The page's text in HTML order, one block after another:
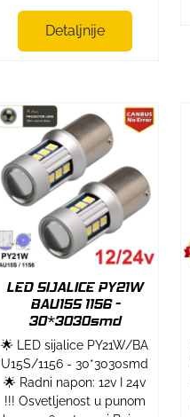
Detaljnije
LED SIJALICE PY21W
BAU15S 1156 -
30*3030smd
🌟 LED sijalice PY21W/BA
U15S/1156 - 30*3030smd
🌟 Radni napon: 12v I 24v
!!! Osvetljenost u punom